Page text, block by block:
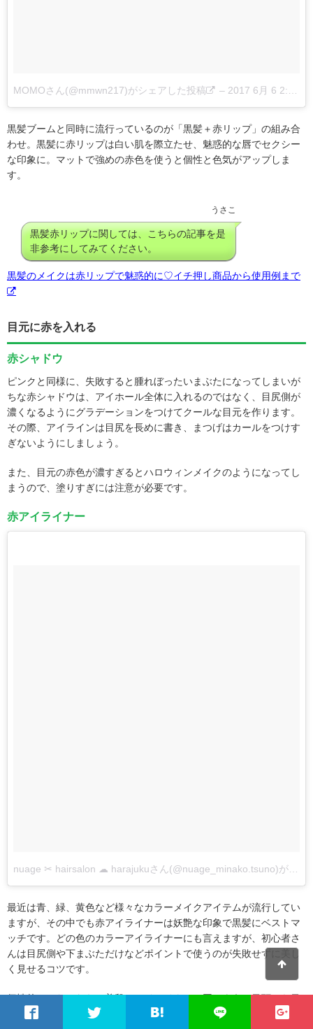
MOMOさん(@mmwn217)がシェアした投稿 – 2017 6月 6 2:59午前 PDT
黒髪ブームと同時に流行っているのが「黒髪＋赤リップ」の組み合
わせ。黒髪に赤リップは白い肌を際立たせ、魅惑的な唇でセクシー
な印象に。マットで強めの赤色を使うと個性と色気がアップしま
す。
うさこ
黒髪赤リップに関しては、こちらの記事を是
非参考にしてみてください。
黒髪のメイクは赤リップで魅惑的に♡イチ押し商品から使用例まで
目元に赤を入れる
赤シャドウ
ピンクと同様に、失敗すると腫れぼったいまぶたになってしまいが
ちな赤シャドウは、アイホール全体に入れるのではなく、目尻側が
濃くなるようにグラデーションをつけてクールな目元を作ります。
その際、アイラインは目尻を長めに書き、まつげはカールをつけす
ぎないようにしましょう。
また、目元の赤色が濃すぎるとハロウィンメイクのようになってし
まうので、塗りすぎには注意が必要です。
赤アイライナー
最近は青、緑、黄色など様々なカラーメイクアイテムが流行してい
ますが、その中でも赤アイライナーは妖艶な印象で黒髪にベストマ
ッチです。どの色のカラーアイライナーにも言えますが、初心者さ
んは目尻側や下まぶただけなどポイントで使うのが失敗せずに美し
く見せるコツです。
個性的にしたいなら、普段のアイライナーと同じように目頭から目
尻に。セクシーさを増したいなら、黒でラインを引いた上に赤で引